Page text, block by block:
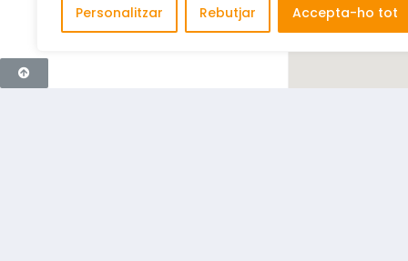
Personalitzar Rebutjar Accepta-ho tot